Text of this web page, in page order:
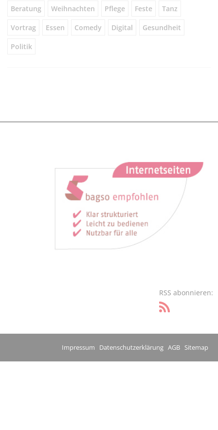
Beratung Weihnachten Pflege Feste Tanz
Vortrag Essen Comedy Digital Gesundheit
Politik
RSS abonnieren:
Impressum Datenschutzerklärung AGB Sitemap